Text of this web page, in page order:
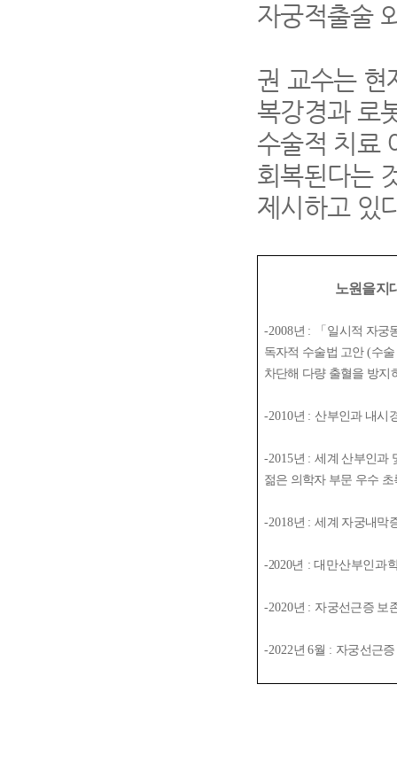
자궁적출술
권 교수는
복강경과 로
수술적 치료
회복된다는
제시하고 있
노원을지
-2008년 : 「 일시적 자궁
독자적 수술법 고안(수
차단해 다량 출혈을 방지
-2010년 :산부인과 내시
-2015년 :세계 산부인과
젊은 의학자 부문 우수
-2018년 :세계 자궁내막
-2020년 :대만산부인과
-2020년 : 자궁선근증 보
-2022년6월 : 자궁선근